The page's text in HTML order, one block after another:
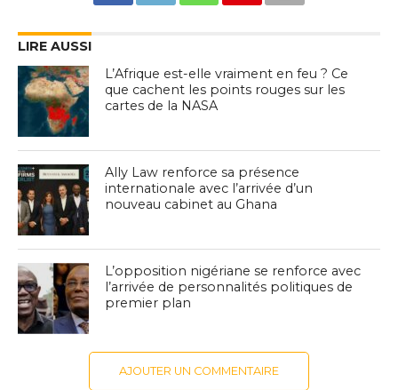
LIRE AUSSI
L’Afrique est-elle vraiment en feu ? Ce
que cachent les points rouges sur les
cartes de la NASA
Ally Law renforce sa présence
internationale avec l’arrivée d’un
nouveau cabinet au Ghana
L’opposition nigériane se renforce avec
l’arrivée de personnalités politiques de
premier plan
AJOUTER UN COMMENTAIRE